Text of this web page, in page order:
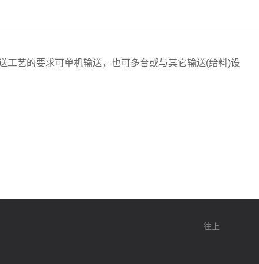
工艺的要求可单机输送，也可多台或与其它输送(给料)设
往上